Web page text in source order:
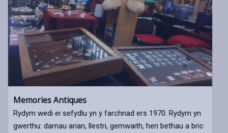
Memories Antiques
Rydym wedi ei sefydlu yn y farchnad ers 1970. Rydym yn
gwerthu: darnau arian, llestri, gemwaith, hen bethau a bric